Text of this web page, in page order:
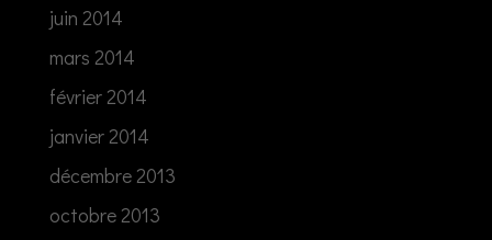
juin 2014
mars 2014
février 2014
janvier 2014
décembre 2013
octobre 2013